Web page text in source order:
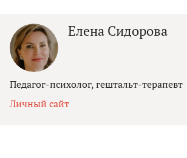
Елена Сидорова
Педагог-психолог, гештальт-терапевт
Личный сайт